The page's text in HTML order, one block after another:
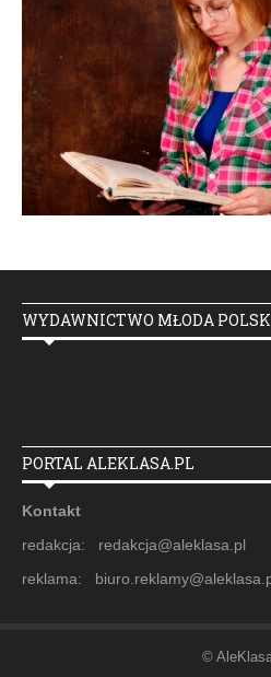
WYDAWNICTWO MŁODA
PORTAL ALEKLASA.PL
Kontakt
redakcja: redakcja@aleklasa.pl
reklama:
©